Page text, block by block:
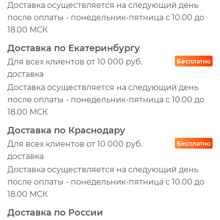
Доставка осуществляется на следующий день
после оплаты - понедельник-пятница с 10.00 до
18.00 МСК
Доставка по Екатеринбургу
Для всех клиентов от 10 000 руб.
доставка
Бесплатно
Доставка осуществляется на следующий день
после оплаты - понедельник-пятница с 10.00 до
18.00 МСК
Доставка по Краснодару
Для всех клиентов от 10 000 руб.
доставка
Бесплатно
Доставка осуществляется на следующий день
после оплаты - понедельник-пятница с 10.00 до
18.00 МСК
Доставка по России